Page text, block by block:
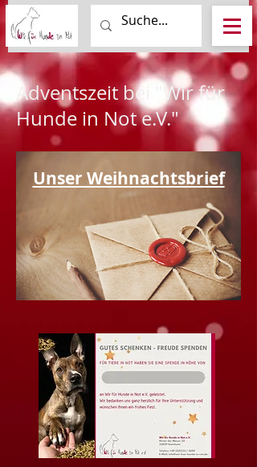
Adventszeit bei "Wir für
Hunde in Not e.V."
Unser Weihnachtsbrief